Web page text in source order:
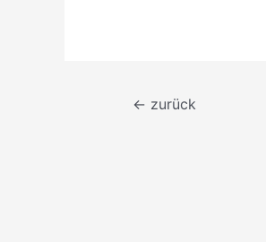
Beitragsnavigation
← zurück